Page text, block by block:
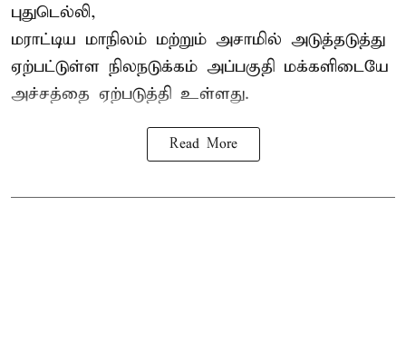
புதுடெல்லி,
மராட்டிய மாநிலம் மற்றும் அசாமில் அடுத்தடுத்து
ஏற்பட்டுள்ள நிலநடுக்கம் அப்பகுதி மக்களிடையே
அச்சத்தை ஏற்படுத்தி உள்ளது.
Read More